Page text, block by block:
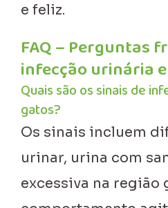
e feliz.
FAQ – Perguntas
infecção urinária
Quais são os sinais de
gatos?
Os sinais incluem
urinar, urina com
excessiva na região